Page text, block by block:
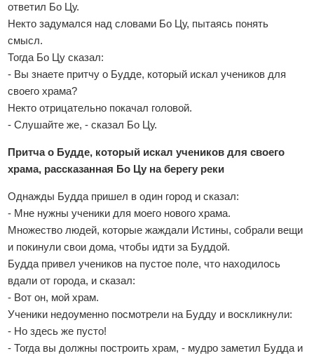
ответил Бо Цу.
Некто задумался над словами Бо Цу, пытаясь понять
смысл.
Тогда Бо Цу сказал:
- Вы знаете притчу о Будде, который искал учеников для
своего храма?
Некто отрицательно покачал головой.
- Слушайте же, - сказал Бо Цу.
Притча о Будде, который искал учеников для своего
храма, рассказанная Бо Цу на берегу реки
Однажды Будда пришел в один город и сказал:
- Мне нужны ученики для моего нового храма.
Множество людей, которые жаждали Истины, собрали вещи
и покинули свои дома, чтобы идти за Буддой.
Будда привел учеников на пустое поле, что находилось
вдали от города, и сказал:
- Вот он, мой храм.
Ученики недоуменно посмотрели на Будду и воскликнули:
- Но здесь же пусто!
- Тогда вы должны построить храм, - мудро заметил Будда и